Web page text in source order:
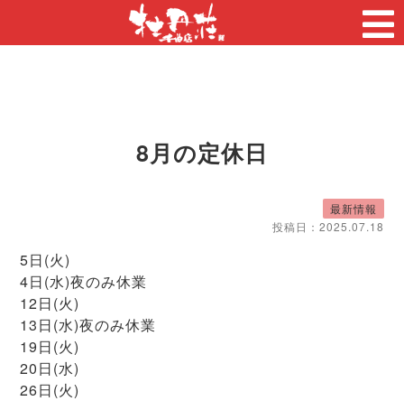
8月の定休日
最新情報
投稿日： 2025.07.18
5日(火)
4日(水)夜のみ休業
12日(火)
13日(水)夜のみ休業
19日(火)
20日(水)
26日(火)